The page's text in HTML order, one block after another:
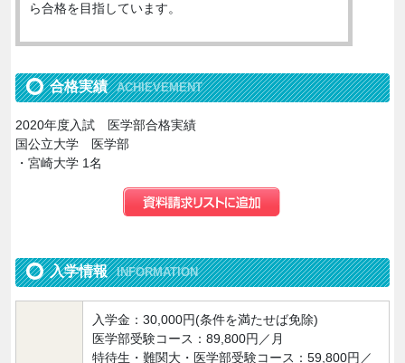
ら合格を目指しています。
合格実績 ACHIEVEMENT
2020年度入試 医学部合格実績
国公立大学 医学部
・宮崎大学 1名
入学情報 INFORMATION
入学金：30,000円(条件を満たせば免除)
医学部受験コース：89,800円／月
特待生・難関大・医学部受験コース：59,800円／